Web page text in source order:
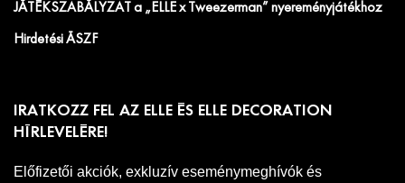
JÁTÉKSZABÁLYZAT a „ELLE x Tweezerman” nyereményjátékhoz
Hirdetési ÁSZF
IRATKOZZ FEL AZ ELLE ÉS ELLE DECORATION
HÍRLEVELÉRE!
Előfizetői akciók, exkluzív eseménymeghívók és